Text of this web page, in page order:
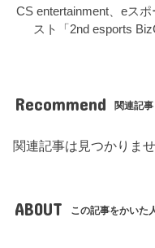
CS entertainment、eス
スト「2nd esports
Recommend 関連記事
関連記事は見つかりませ
ABOUT この記事をかいた